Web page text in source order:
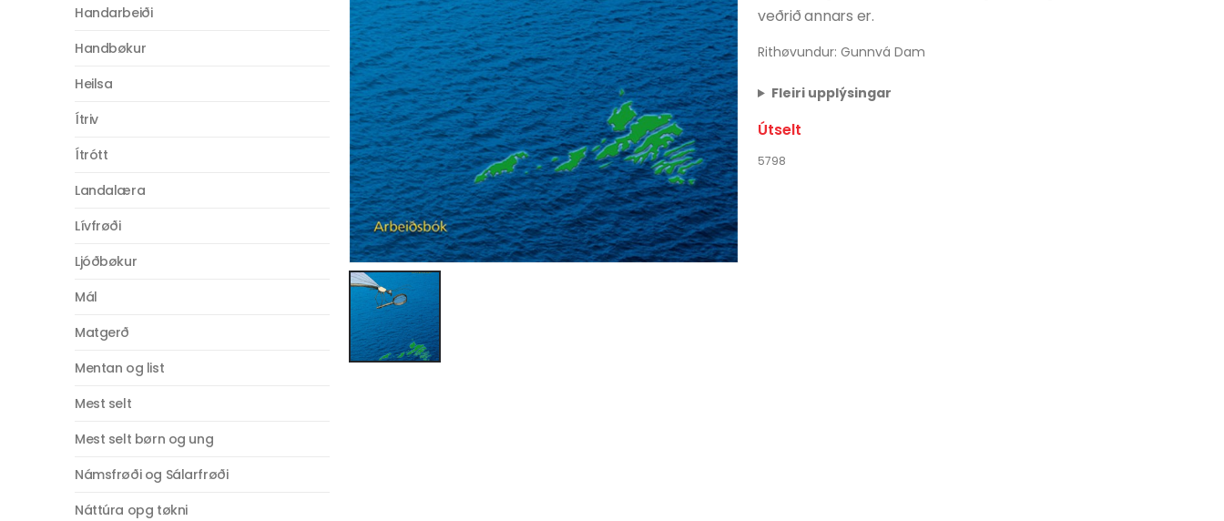
veðrið annars er.
Rithøvundur: Gunnvá Dam
Fleiri upplýsingar
Útselt
5798
Handarbeiði
Handbøkur
Heilsa
Ítriv
Ítrótt
Landalæra
Lívfrøði
Ljóðbøkur
Mál
Matgerð
Mentan og list
Mest selt
Mest selt børn og ung
Námsfrøði og Sálarfrøði
Náttúra opg tøkni